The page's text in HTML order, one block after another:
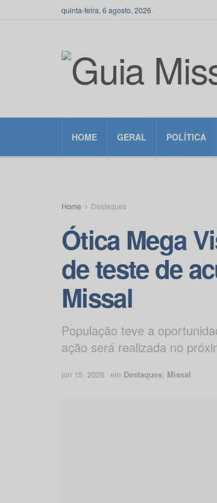
quinta-feira, 6 agosto, 2026
HOME GERAL POLÍTICA
Home Destaques
Ótica Mega
de teste de
Missal
População teve a
ação será realizada no
jun 15, 2026 em Destaques Missal